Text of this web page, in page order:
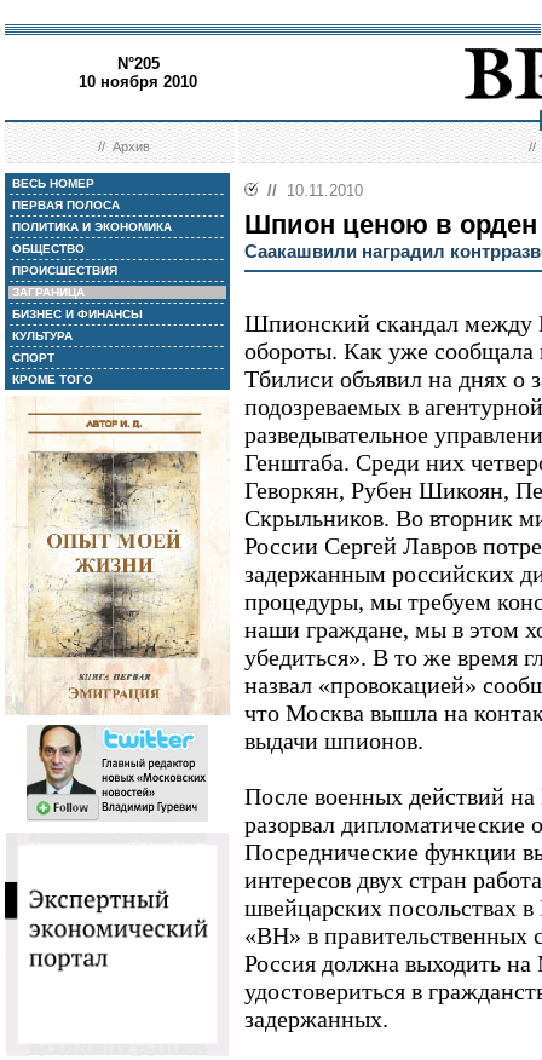
N°205
10 ноября 2010
//Архив //
ВЕСЬ НОМЕР
ПЕРВАЯ ПОЛОСА
ПОЛИТИКА И ЭКОНОМИКА
ОБЩЕСТВО
ПРОИСШЕСТВИЯ
ЗАГРАНИЦА
БИЗНЕС И ФИНАНСЫ
КУЛЬТУРА
СПОРТ
КРОМЕ ТОГО
// 10.11.2010
Шпион ценою в орден
Саакашвили наградил
Шпионский скандал между
обороты. Как уже сообщала
Тбилиси объявил на днях о
подозреваемых в
разведывательное
Генштаба. Среди них
Геворкян, Рубен Шикоян,
Скрыльников. Во вторник
России Сергей Лавров
задержанным российских
процедуры, мы требуем
наши граждане, мы в этом
убедиться». В то же время
назвал «провокацией»
что Москва вышла на
выдачи шпионов.
После военных действий на
разорвал
Посреднические функции
интересов двух стран
швейцарских посольствах
«ВН» в правительственных
Россия должна выходить
удостовериться в
задержанных.